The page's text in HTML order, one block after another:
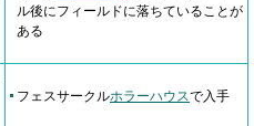
ル後にフィールドに落ちていることが
ある
フェスサークルホラーハウスで入手